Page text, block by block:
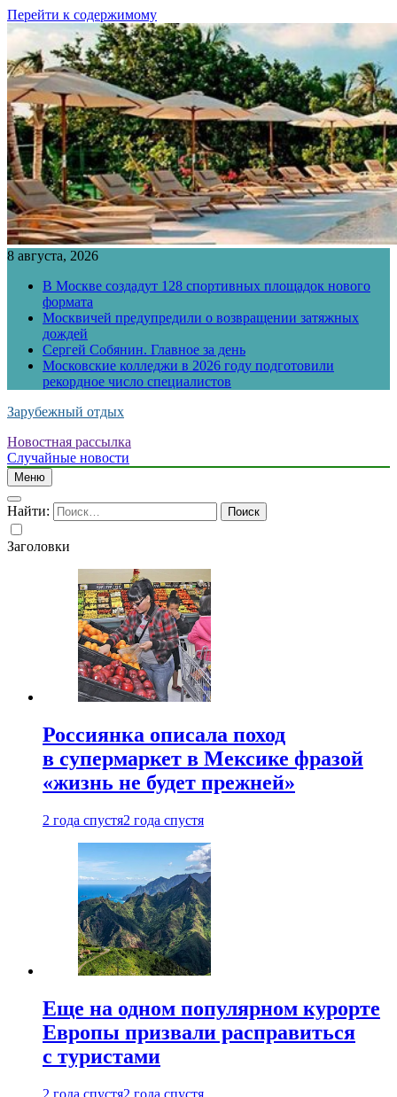
Перейти к содержимому
8 августа, 2026
В Москве создадут 128 спортивных площадок нового
формата
Москвичей предупредили о возвращении затяжных
дождей
Сергей Собянин. Главное за день
Московские колледжи в 2026 году подготовили
рекордное число специалистов
Зарубежный отдых
Новостная рассылка
Случайные новости
Меню
Найти:
Заголовки
Россиянка описала поход
в супермаркет в Мексике фразой
«жизнь не будет прежней»
2 года спустя2 года спустя
Еще на одном популярном курорте
Европы призвали расправиться
с туристами
2 года спустя2 года спустя